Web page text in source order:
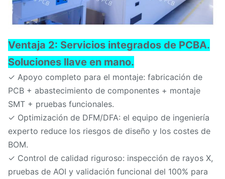
Ventaja 2: Servicios integrados de PCBA.
Soluciones llave en mano.
✓ Apoyo completo para el montaje: fabricación de
PCB + abastecimiento de componentes + montaje
SMT + pruebas funcionales.
✓ Optimización de DFM/DFA: el equipo de ingeniería
experto reduce los riesgos de diseño y los costes de
BOM.
✓ Control de calidad riguroso: inspección de rayos X,
pruebas de AOI y validación funcional del 100% para